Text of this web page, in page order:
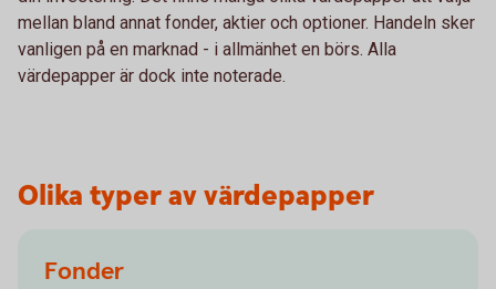
mellan bland annat fonder, aktier och optioner. Handeln sker
vanligen på en marknad - i allmänhet en börs. Alla
värdepapper är dock inte noterade.
Olika typer av värdepapper
Fonder